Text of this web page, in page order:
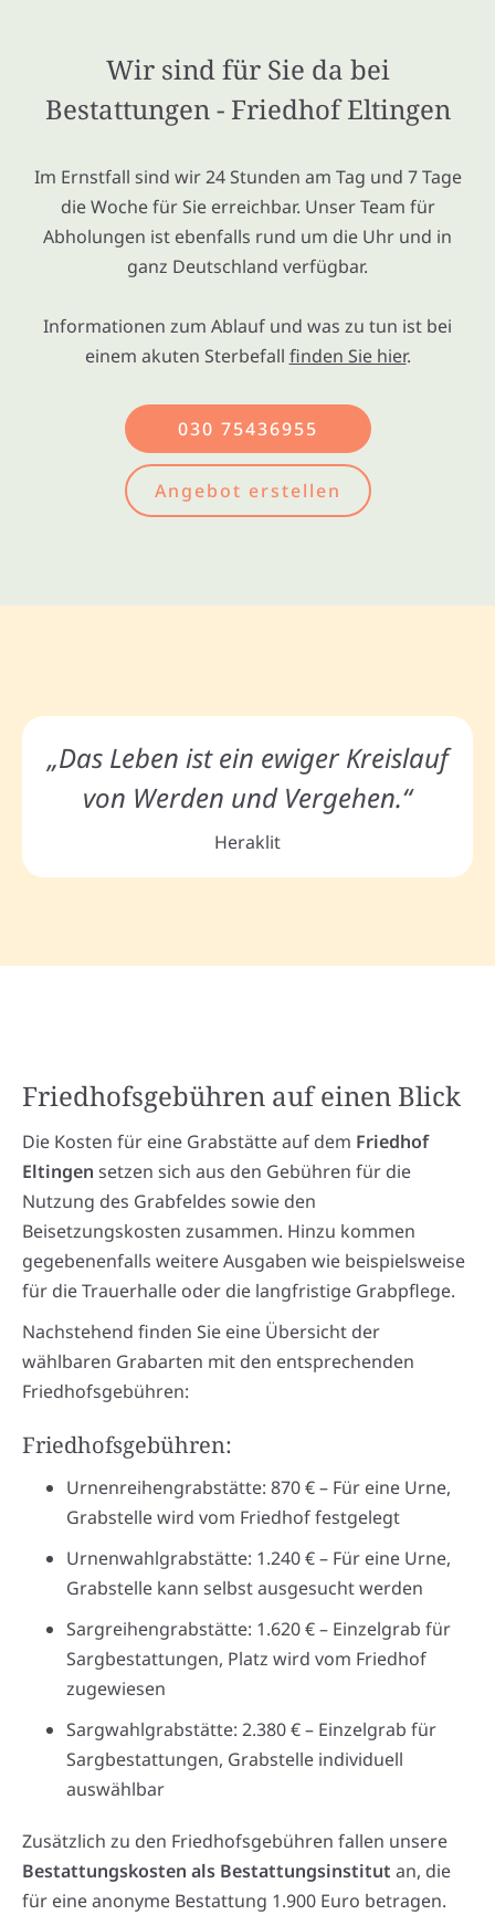
Wir sind für Sie da bei
Bestattungen - Friedhof Eltingen
Im Ernstfall sind wir 24 Stunden am Tag und 7 Tage
die Woche für Sie erreichbar. Unser Team für
Abholungen ist ebenfalls rund um die Uhr und in
ganz Deutschland verfügbar.
Informationen zum Ablauf und was zu tun ist bei
einem akuten Sterbefall finden Sie hier.
030 75436955
Angebot erstellen
„Das Leben ist ein ewiger Kreislauf
von Werden und Vergehen.“
Heraklit
Friedhofsgebühren auf einen Blick
Die Kosten für eine Grabstätte auf dem Friedhof
Eltingen setzen sich aus den Gebühren für die
Nutzung des Grabfeldes sowie den
Beisetzungskosten zusammen. Hinzu kommen
gegebenenfalls weitere Ausgaben wie beispielsweise
für die Trauerhalle oder die langfristige Grabpflege.
Nachstehend finden Sie eine Übersicht der
wählbaren Grabarten mit den entsprechenden
Friedhofsgebühren:
Friedhofsgebühren:
Urnenreihengrabstätte: 870 € – Für eine Urne,
Grabstelle wird vom Friedhof festgelegt
Urnenwahlgrabstätte: 1.240 € – Für eine Urne,
Grabstelle kann selbst ausgesucht werden
Sargreihengrabstätte: 1.620 € – Einzelgrab für
Sargbestattungen, Platz wird vom Friedhof
zugewiesen
Sargwahlgrabstätte: 2.380 € – Einzelgrab für
Sargbestattungen, Grabstelle individuell
auswählbar
Zusätzlich zu den Friedhofsgebühren fallen unsere
Bestattungskosten als Bestattungsinstitut an, die
für eine anonyme Bestattung 1.900 Euro betragen.